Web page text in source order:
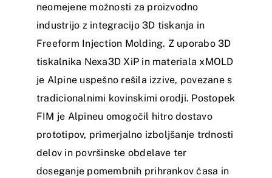
neomejene možnosti za proizvodno
industrijo z integracijo 3D tiskanja in
Freeform Injection Molding. Z uporabo 3D
tiskalnika Nexa3D XiP in materiala xMOLD
je Alpine uspešno rešila izzive, povezane s
tradicionalnimi kovinskimi orodji. Postopek
FIM je Alpineu omogočil hitro dostavo
prototipov, primerjalno izboljšanje trdnosti
delov in površinske obdelave ter
doseganje pomembnih prihrankov časa in